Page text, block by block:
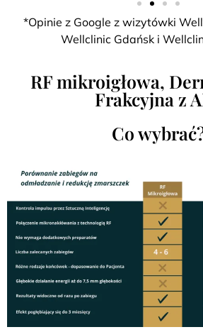
*Opinie z Google z wizytówki
Wellclinic Gdańsk i
RF mikroigłowa,
Frakcyjna z
Co